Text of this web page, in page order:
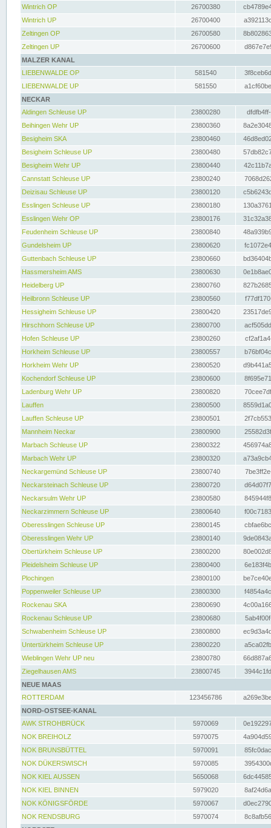
Wintrich OP
26700380
Wintrich UP
26700400
Zeltingen OP
26700580
Zeltingen UP
26700600
MALZER KANAL
LIEBENWALDE OP
581540
LIEBENWALDE UP
581550
NECKAR
Aldingen Schleuse UP
23800280
Beihingen Wehr UP
23800360
Besigheim SKA
23800460
Besigheim Schleuse UP
23800480
Besigheim Wehr UP
23800440
Cannstatt Schleuse UP
23800240
Deizisau Schleuse UP
23800120
Esslingen Schleuse UP
23800180
Esslingen Wehr OP
23800176
Feudenheim Schleuse UP
23800840
Gundelsheim UP
23800620
Guttenbach Schleuse UP
23800660
Hassmersheim AMS
23800630
Heidelberg UP
23800760
Heilbronn Schleuse UP
23800560
Hessigheim Schleuse UP
23800420
Hirschhorn Schleuse UP
23800700
Hofen Schleuse UP
23800260
Horkheim Schleuse UP
23800557
Horkheim Wehr UP
23800520
Kochendorf Schleuse UP
23800600
Ladenburg Wehr UP
23800820
Lauffen
23800500
Lauffen Schleuse UP
23800501
Mannheim Neckar
23800900
Marbach Schleuse UP
23800322
Marbach Wehr UP
23800320
Neckargemünd Schleuse UP
23800740
Neckarsteinach Schleuse UP
23800720
Neckarsulm Wehr UP
23800580
Neckarzimmern Schleuse UP
23800640
Oberesslingen Schleuse UP
23800145
Oberesslingen Wehr UP
23800140
Obertürkheim Schleuse UP
23800200
Pleidelsheim Schleuse UP
23800400
Plochingen
23800100
Poppenweiler Schleuse UP
23800300
Rockenau SKA
23800690
Rockenau Schleuse UP
23800680
Schwabenheim Schleuse UP
23800800
Untertürkheim Schleuse UP
23800220
Wieblingen Wehr UP neu
23800780
Ziegelhausen AMS
23800745
NEUE MAAS
ROTTERDAM
123456786
NORD-OSTSEE-KANAL
AWK STROHBRÜCK
5970069
NOK BREIHOLZ
5970075
NOK BRUNSBÜTTEL
5970091
NOK DÜKERSWISCH
5970085
NOK KIEL AUSSEN
5650068
NOK KIEL BINNEN
5979020
NOK KÖNIGSFÖRDE
5970067
NOK RENDSBURG
5970074